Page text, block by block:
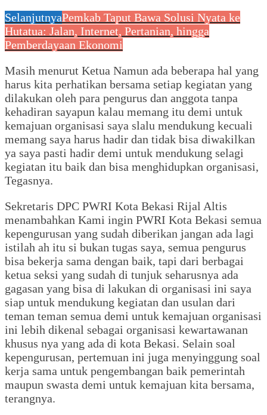
SelanjutnyaPemkab Taput Bawa Solusi Nyata ke
Hutatua: Jalan, Internet, Pertanian, hingga
Pemberdayaan Ekonomi
Masih menurut Ketua Namun ada beberapa hal yang
harus kita perhatikan bersama setiap kegiatan yang
dilakukan oleh para pengurus dan anggota tanpa
kehadiran sayapun kalau memang itu demi untuk
kemajuan organisasi saya slalu mendukung kecuali
memang saya harus hadir dan tidak bisa diwakilkan
ya saya pasti hadir demi untuk mendukung selagi
kegiatan itu baik dan bisa menghidupkan organisasi,
Tegasnya.
Sekretaris DPC PWRI Kota Bekasi Rijal Altis
menambahkan Kami ingin PWRI Kota Bekasi semua
kepengurusan yang sudah diberikan jangan ada lagi
istilah ah itu si bukan tugas saya, semua pengurus
bisa bekerja sama dengan baik, tapi dari berbagai
ketua seksi yang sudah di tunjuk seharusnya ada
gagasan yang bisa di lakukan di organisasi ini saya
siap untuk mendukung kegiatan dan usulan dari
teman teman semua demi untuk kemajuan organisasi
ini lebih dikenal sebagai organisasi kewartawanan
khusus nya yang ada di kota Bekasi. Selain soal
kepengurusan, pertemuan ini juga menyinggung soal
kerja sama untuk pengembangan baik pemerintah
maupun swasta demi untuk kemajuan kita bersama,
terangnya.